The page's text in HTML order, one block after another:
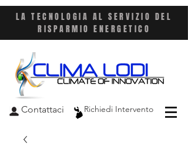
LA TECNOLOGIA AL SERVIZIO DEL
RISPARMIO ENERGETICO
Richiedi Intervento
Contattaci